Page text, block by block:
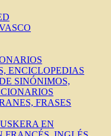
ENCICLOPEDIAS
SINÓNIMOS,
FRASES
EN